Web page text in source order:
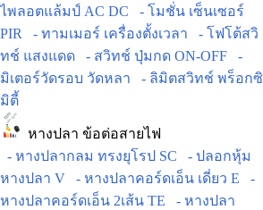
ไพลอตแล้มป์ AC DC
- โมชั่น เซ็นเซอร์
PIR
- ทามเมอร์ เครื่องตั้งเวลา
- โฟโต้สวิ
ทช์ แสงแดด
- สวิทช์ ปุ่มกด ON-OFF
-
มิเตอร์วัดรอบ วัดหลา
- ลิมิตสวิทช์ พร็อกซิ
มิตี้
หางปลา ข้อต่อสายไฟ
- หางปลากลม ทรงยุโรป SC
- ปลอกหุ้ม
หางปลา V
- หางปลาคอร์ดเอ็น เดี่ยว E
-
หางปลาคอร์ดเอ็น 2เส้น TE
- หางปลา